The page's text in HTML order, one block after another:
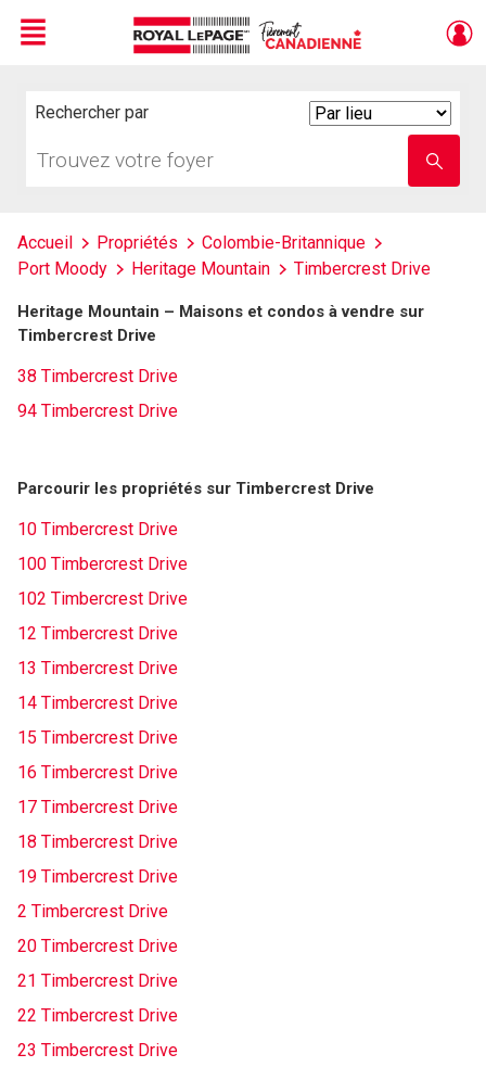
Menu
Rechercher par
votre
nom
Accueil Propriétés
Colombie-Britannique
Port Moody
Heritage Mountain Timbercrest Drive
Heritage Mountain – Maisons et condos à vendre sur
Timbercrest Drive
38 Timbercrest Drive
94 Timbercrest Drive
Parcourir les propriétés sur Timbercrest Drive
10 Timbercrest Drive
100 Timbercrest Drive
102 Timbercrest Drive
12 Timbercrest Drive
13 Timbercrest Drive
14 Timbercrest Drive
15 Timbercrest Drive
16 Timbercrest Drive
17 Timbercrest Drive
18 Timbercrest Drive
19 Timbercrest Drive
2 Timbercrest Drive
20 Timbercrest Drive
21 Timbercrest Drive
22 Timbercrest Drive
23 Timbercrest Drive